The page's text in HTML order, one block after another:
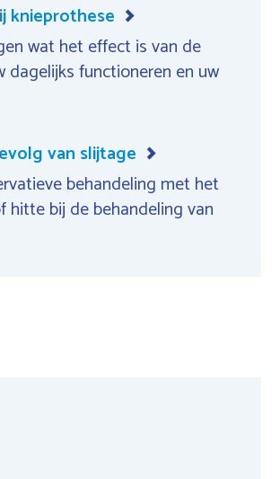
knieprothese
wat het effect is van de
functioneren en uw
van slijtage
behandeling met het
hitte bij de behandeling van